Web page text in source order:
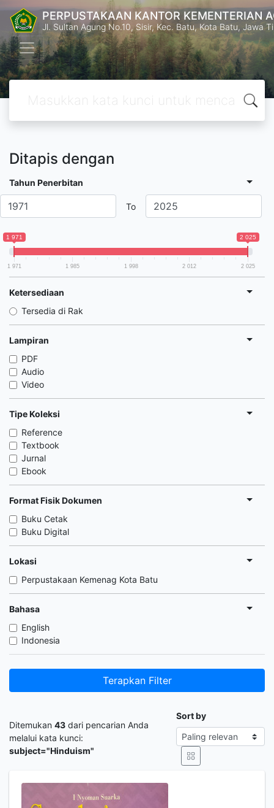
PERPUSTAKAAN KANTOR KEMENTERIAN
Jl. Sultan Agung No.10, Sisir, Kec. Batu, Kota Batu, Jawa
Ditapis dengan
Tahun Penerbitan
To
1 971 2 025
1 971 1 985 1 998 2 012 2 025
Ketersediaan
Tersedia di Rak
Lampiran
PDF
Audio
Video
Tipe Koleksi
Reference
Textbook
Jurnal
Ebook
Format Fisik Dokumen
Buku Cetak
Buku Digital
Lokasi
Perpustakaan Kemenag Kota Batu
Bahasa
English
Indonesia
Terapkan Filter
Ditemukan 43 dari pencarian Anda
melalui kata kunci:
subject="Hinduism"
Sort by